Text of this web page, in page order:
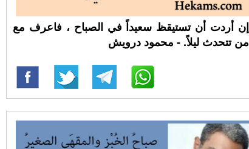
إن أردت أن تستيقظ سعيداً في الصباح ، فاعرف مع
من تتحدث ليلاً. - محمود درويش